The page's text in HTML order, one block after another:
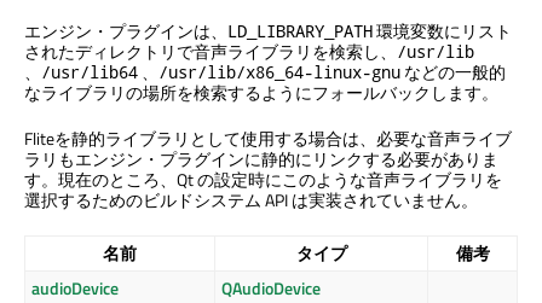
エンジン・プラグインは、 LD_LIBRARY_PATH環境変数にリスト
されたディレクトリで音声ライブラリを検索し、 /usr/lib
、 /usr/lib64 、 /usr/lib/x86_64-linux-gnu などの一般的
なライブラリの場所を検索するようにフォールバックします。
Fliteを静的ライブラリとして使用する場合は、必要な音声ライブ
ラリもエンジン・プラグインに静的にリンクする必要がありま
す。現在のところ、Qt の設定時にこのような音声ライブラリを
選択するためのビルドシステム API は実装されていません。
名前 タイプ
備考
audioDevice
QAudioDevice